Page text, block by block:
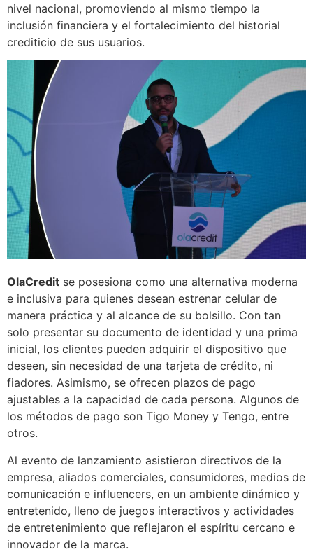
nivel nacional, promoviendo al mismo tiempo la
inclusión financiera y el fortalecimiento del historial
crediticio de sus usuarios.
OlaCredit se posesiona como una alternativa moderna
e inclusiva para quienes desean estrenar celular de
manera práctica y al alcance de su bolsillo. Con tan
solo presentar su documento de identidad y una prima
inicial, los clientes pueden adquirir el dispositivo que
deseen, sin necesidad de una tarjeta de crédito, ni
fiadores. Asimismo, se ofrecen plazos de pago
ajustables a la capacidad de cada persona. Algunos de
los métodos de pago son Tigo Money y Tengo, entre
otros.
Al evento de lanzamiento asistieron directivos de la
empresa, aliados comerciales, consumidores, medios de
comunicación e influencers, en un ambiente dinámico y
entretenido, lleno de juegos interactivos y actividades
de entretenimiento que reflejaron el espíritu cercano e
innovador de la marca.